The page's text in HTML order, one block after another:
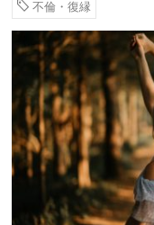
不倫・復縁